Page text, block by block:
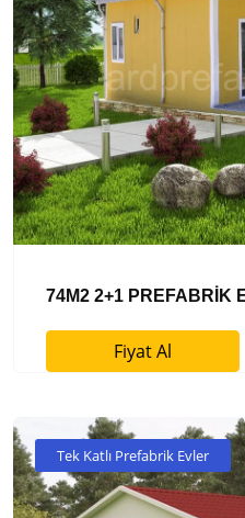
74M2 2+1 PREFABRİK
Fiyat Al
Tek Katlı Prefabrik Evler